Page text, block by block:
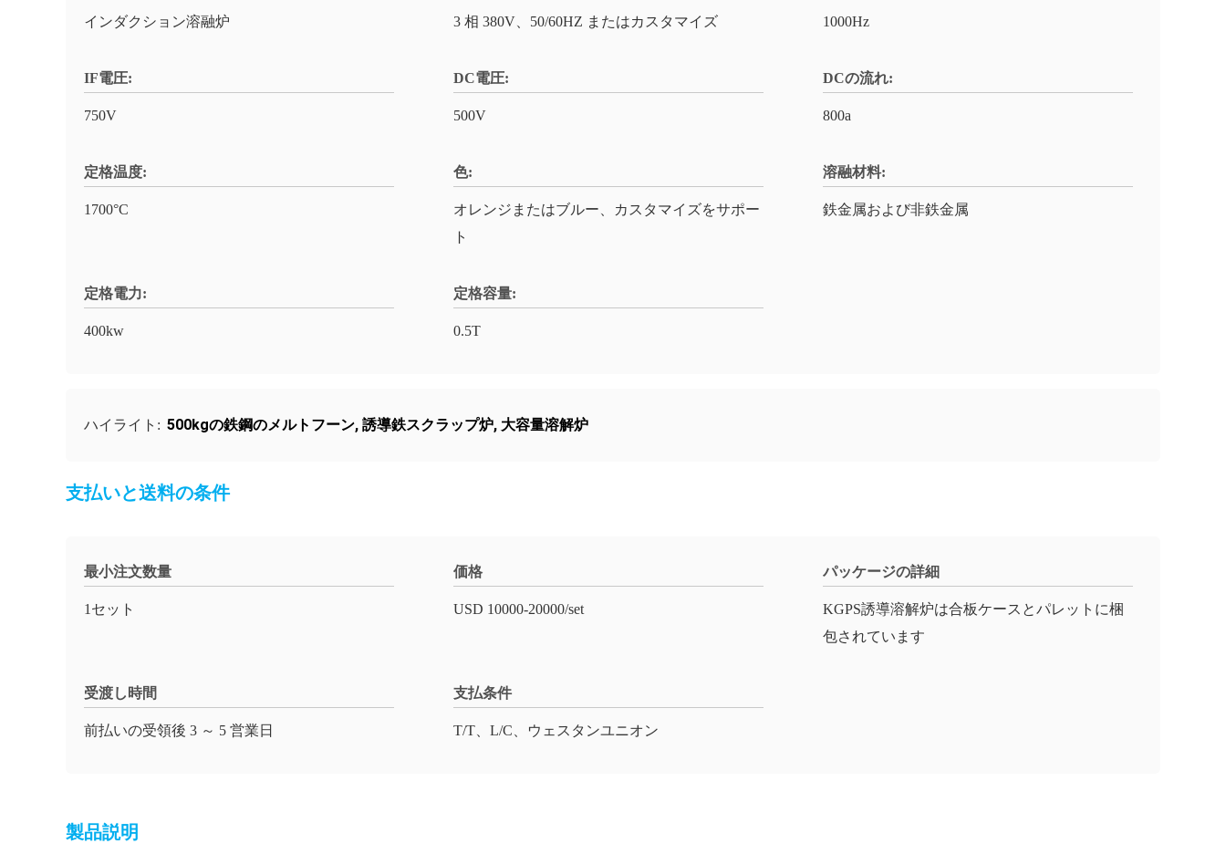
インダクション溶融炉 3 相 380V、50/60HZ またはカスタマイズ 1000Hz
IF電圧:
750V
DC電圧:
500V
DCの流れ:
800a
定格温度:
1700°C
色:
オレンジまたはブルー、カスタマイズをサポー
ト
溶融材料:
鉄金属および非鉄金属
定格電力:
400kw
定格容量:
0.5T
ハイライト: 500kgの鉄鋼のメルトフーン, 誘導鉄スクラップ炉, 大容量溶解炉
支払いと送料の条件
最小注文数量
1セット
価格
USD 10000-20000/set
パッケージの詳細
KGPS誘導溶解炉は合板ケースとパレットに梱
包されています
受渡し時間
前払いの受領後 3 ～ 5 営業日
支払条件
T/T、L/C、ウェスタンユニオン
製品説明